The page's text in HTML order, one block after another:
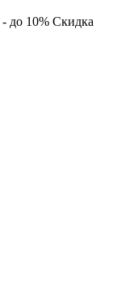
- до 10% Скидка